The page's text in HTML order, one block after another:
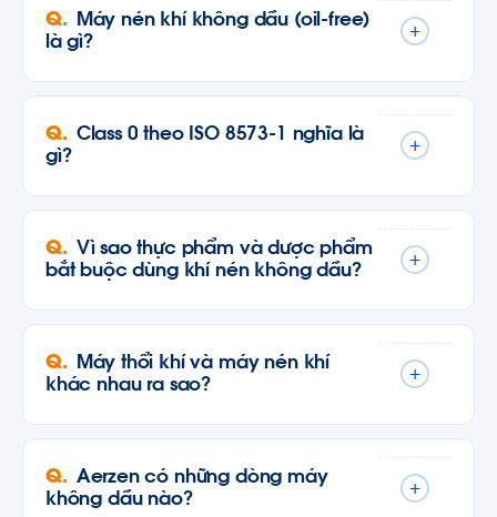
Máy nén khí không dầu (oil-free)
là gì?
+
Class 0 theo ISO 8573-1 nghĩa là
gì?
+
Vì sao thực phẩm và dược phẩm
bắt buộc dùng khí nén không dầu?
+
Máy thổi khí và máy nén khí
khác nhau ra sao?
+
Aerzen có những dòng máy
không dầu nào?
+